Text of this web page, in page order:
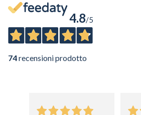
4.8/5
74recensioni prodotto